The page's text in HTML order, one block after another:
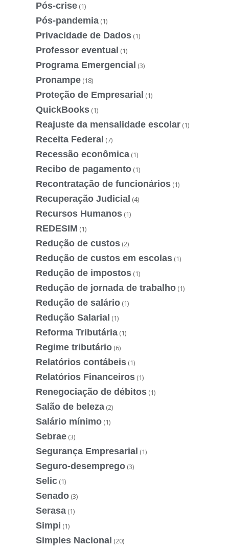
Pós-crise (1)
Pós-pandemia (1)
Privacidade de Dados (1)
Professor eventual (1)
Programa Emergencial (3)
Pronampe (18)
Proteção de Empresarial (1)
QuickBooks (1)
Reajuste da mensalidade escolar (1)
Receita Federal (7)
Recessão econômica (1)
Recibo de pagamento (1)
Recontratação de funcionários (1)
Recuperação Judicial (4)
Recursos Humanos (1)
REDESIM (1)
Redução de custos (2)
Redução de custos em escolas (1)
Redução de impostos (1)
Redução de jornada de trabalho (1)
Redução de salário (1)
Redução Salarial (1)
Reforma Tributária (1)
Regime tributário (6)
Relatórios contábeis (1)
Relatórios Financeiros (1)
Renegociação de débitos (1)
Salão de beleza (2)
Salário mínimo (1)
Sebrae (3)
Segurança Empresarial (1)
Seguro-desemprego (3)
Selic (1)
Senado (3)
Serasa (1)
Simpi (1)
Simples Nacional (20)